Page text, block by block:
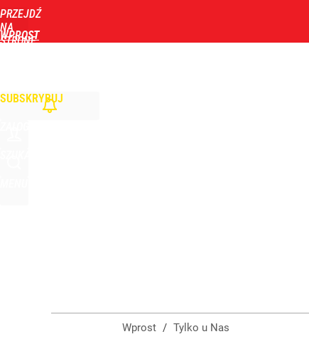
PRZEJDŹ
NA
STRONĘ
WPROST
SUBSKRYBUJ
Wprost / Tylko u Nas